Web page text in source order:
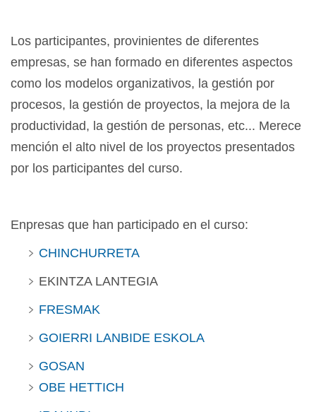
Los participantes, provinientes de diferentes
empresas, se han formado en diferentes aspectos
como los modelos organizativos, la gestión por
procesos, la gestión de proyectos, la mejora de la
productividad, la gestión de personas, etc... Merece
mención el alto nivel de los proyectos presentados
por los participantes del curso.
Enpresas que han participado en el curso:
CHINCHURRETA
EKINTZA LANTEGIA
FRESMAK
GOIERRI LANBIDE ESKOLA
GOSAN
OBE HETTICH